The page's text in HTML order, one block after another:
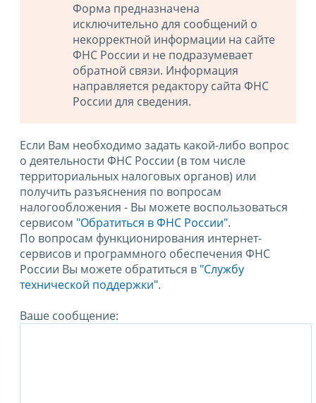
Форма предназначена
исключительно для сообщений о
некорректной информации на сайте
ФНС России и не подразумевает
обратной связи. Информация
направляется редактору сайта ФНС
России для сведения.
Если Вам необходимо задать какой-либо вопрос
о деятельности ФНС России (в том числе
территориальных налоговых органов) или
получить разъяснения по вопросам
налогообложения - Вы можете воспользоваться
сервисом "Обратиться в ФНС России".
По вопросам функционирования интернет-
сервисов и программного обеспечения ФНС
России Вы можете обратиться в "Службу
технической поддержки".
Ваше сообщение: